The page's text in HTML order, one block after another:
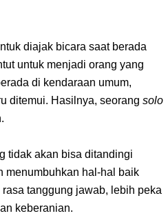
diajak bicara saat berada
untuk menjadi orang yang
di kendaraan umum,
ditemui. Hasilnya, seorang solo
tidak akan bisa ditandingi
menumbuhkan hal-hal baik
tanggung jawab, lebih peka
keberanian.